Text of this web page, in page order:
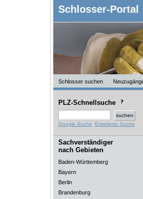
Schlosser-Portal
Schlosser suchen
PLZ-Schnellsuche
Google Suche Erweiterte Suche
Sachverständiger
nach Gebieten
Baden-Württemberg
Bayern
Berlin
Brandenburg